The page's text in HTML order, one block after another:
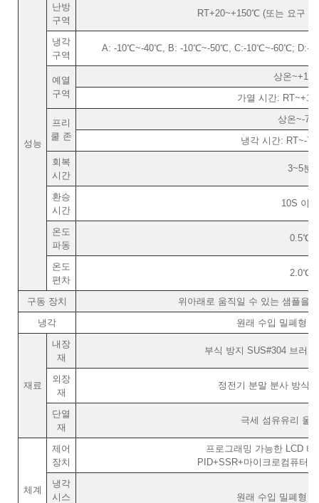
성능
난방
구역
RT+20~+150℃ (또는 요구
냉각
구역
A: -10℃~-40℃, B: -10℃~-50℃, C:-10℃~-60℃; D:-
예열
구역
상온
가열 시간:
프리
쿨 존
상온~-
냉각 시간: RT~-
회복
시간
3~5분
환승
시간
10S 이하
온도
파동
0.5℃
온도
편차
2.0℃
구동 장치
위아래로 움직일 수 있는 샘플을
냉각
원래 수입 밀폐형
재료
내장
재
부식 방지 SUS#304 브러
외장
재
정전기 분말 분사 방식
단열
재
극세 섬유유리 울/
체계
제어
장치
프로그래밍 가능한 LCD
PID+SSR+마이크로컴퓨터
냉각
시스
원래 수입 밀폐형